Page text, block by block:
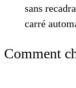
sans
carré
Comment